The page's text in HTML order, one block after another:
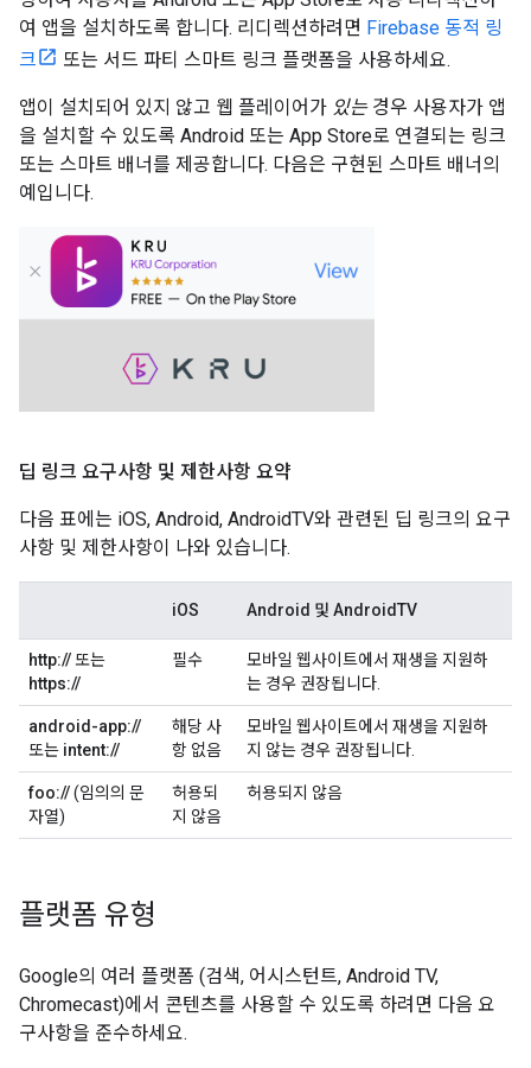
여 앱을 설치하도록 합니다. 리디렉션하려면 Firebase 동적 링
크
또는 서드 파티 스마트 링크 플랫폼을 사용하세요.
앱이 설치되어 있지 않고 웹 플레이어가 있는경우 사용자가 앱
을 설치할 수 있도록 Android 또는 App Store로 연결되는 링크
또는 스마트 배너를 제공합니다. 다음은 구현된 스마트 배너의
예입니다.
딥 링크 요구사항 및 제한사항 요약
다음 표에는 iOS, Android, AndroidTV와 관련된 딥 링크의 요구
사항 및 제한사항이 나와 있습니다.
iOS Android 및 AndroidTV
http:// 또는
https://
필수
모바일 웹사이트에서 재생을 지원하
는 경우 권장됩니다.
android-app://
또는 intent://
해당 사
항 없음
모바일 웹사이트에서 재생을 지원하
지 않는 경우 권장됩니다.
foo://(임의의 문
자열)
허용되
지 않음
허용되지 않음
플랫폼 유형
Google의 여러 플랫폼 (검색, 어시스턴트, Android TV,
Chromecast)에서 콘텐츠를 사용할 수 있도록 하려면 다음 요
구사항을 준수하세요.